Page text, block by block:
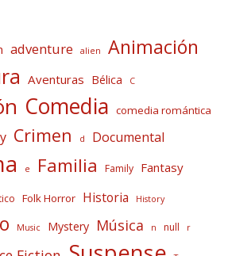
adventure alien Animación
Aventuras Bélica C
Comedia comedia romántica
Crimen d Documental
e Familia Family Fantasy
Folk Horror Historia History
Music Mystery Música n null r